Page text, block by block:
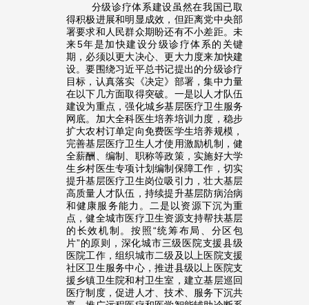
分级诊疗体系建设虽然在我国已取
得积极进展和明显成效，但距离党中央部
署要求和人民群众期盼还有不小差距。未
来5年是加快建设分级诊疗体系的关键
期，必须以更大决心、更大力度来加快建
设。要围绕习近平总书记提出的分级诊疗
目标，认真落实《决定》部署，集中力量
在以下几方面取得突破。一是以人才队伍
建设为重点，强化城乡基层医疗卫生服务
网底。加大全科医生培养培训力度，稳步
扩大农村订单定向免费医学生培养规模，
完善基层医疗卫生人才使用激励机制，健
全薪酬、编制、职称等政策，实施好大学
生乡村医生专项计划编制保障工作，切实
提升基层医疗卫生岗位吸引力，壮大基层
高质量人才队伍，持续提升基层防病治病
和健康服务能力。二是以资源下沉为重
点，健全城市医疗卫生资源支持帮扶基层
的长效机制。按照“统筹布局、分区包
片”的原则，深化城市三级医院支援县级
医院工作，组织城市二级及以上医院支援
社区卫生服务中心，推进县级以上医院支
援乡镇卫生院和村卫生室，建立基层巡回
医疗制度，促进人才、技术、服务下沉共